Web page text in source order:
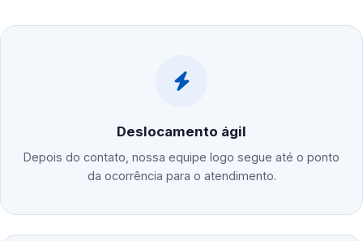
Deslocamento ágil
Depois do contato, nossa equipe logo segue até o ponto
da ocorrência para o atendimento.